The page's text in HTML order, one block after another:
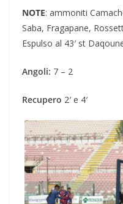
NOTE: ammoniti
Saba, Fragapane,
Espulso al 43′ st
Angoli: 7 – 2
Recupero 2′ e 4′